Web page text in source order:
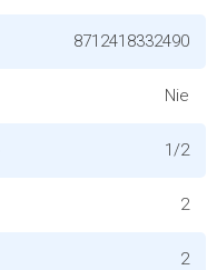
8712418332490
Nie
1/2
2
2